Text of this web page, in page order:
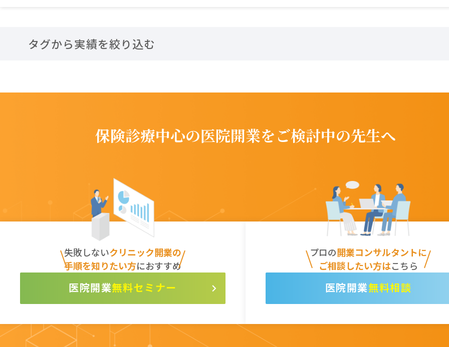
タグから実績を絞り込む
保険診療中心の医院開業をご検討中の先生へ
失敗しないクリニック開業の
手順を知りたい方におすすめ
無料セミナー
プロの開業コンサルタントに
ご相談したい方はこちら
無料相談